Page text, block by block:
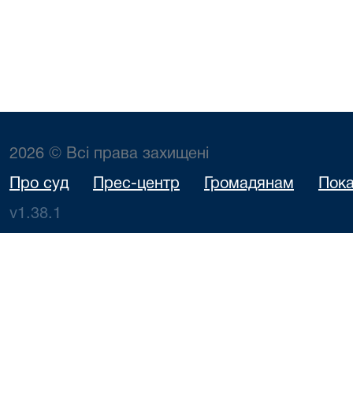
2026 © Всі права захищені
Про суд Прес-центр Громадянам
v1.38.1